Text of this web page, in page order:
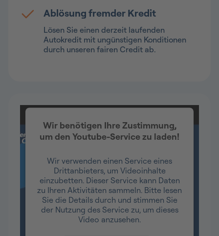
Ablösung fremder Kredit
Lösen Sie einen derzeit laufenden
Autokredit mit ungünstigen Konditionen
durch unseren fairen Credit ab.
Wir benötigen Ihre Zustimmung,
um den Youtube-Service zu laden!
Wir verwenden einen Service eines
Drittanbieters, um Videoinhalte
einzubetten. Dieser Service kann Daten
zu Ihren Aktivitäten sammeln. Bitte lesen
Sie die Details durch und stimmen Sie
der Nutzung des Service zu, um dieses
Video anzusehen.